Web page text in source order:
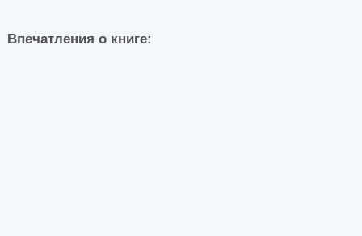
Впечатления о книге: